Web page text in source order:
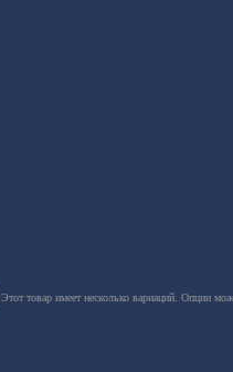
Этот товар имеет несколько вариаций. Опции